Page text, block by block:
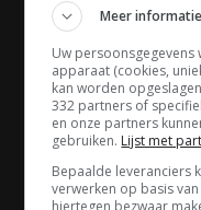
06:02
HUMORMeer informatie
Uw
apparaat (cookies,
kan worden
332 partners of
en onze partners
gebruiken. Lijst met
Bepaalde leveranciers
verwerken op basis
hiertegen bezwaar